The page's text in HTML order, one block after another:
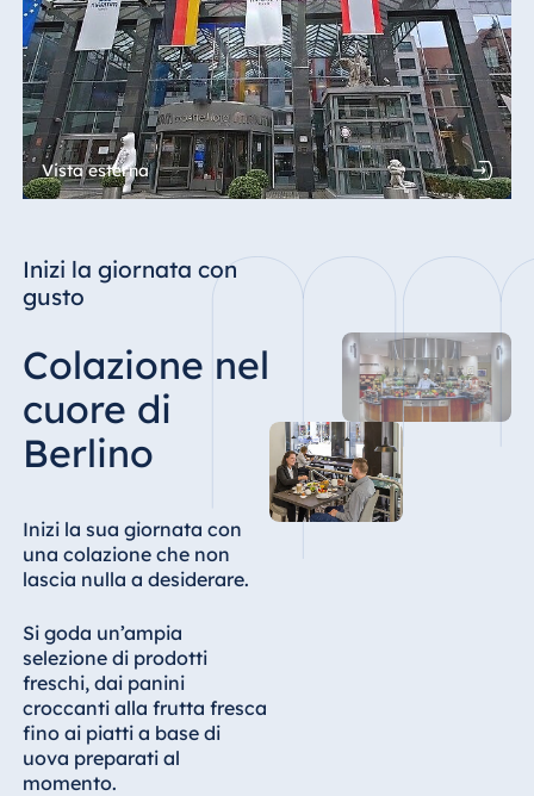
Vista esterna
Inizi la giornata con
gusto
Colazione nel
cuore di
Berlino
Inizi la sua giornata con
una colazione che non
lascia nulla a desiderare.
Si goda un’ampia
selezione di prodotti
freschi, dai panini
croccanti alla frutta fresca
fino ai piatti a base di
uova preparati al
momento.